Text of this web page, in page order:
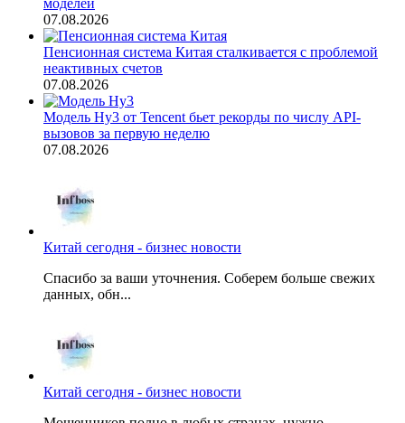
07.08.2026
Пенсионная система Китая сталкивается с проблемой
неактивных счетов
07.08.2026
Модель Hy3 от Tencent бьет рекорды по числу API-
вызовов за первую неделю
07.08.2026
Китай сегодня - бизнес новости
Спасибо за ваши уточнения. Соберем больше свежих
данных, обн...
Китай сегодня - бизнес новости